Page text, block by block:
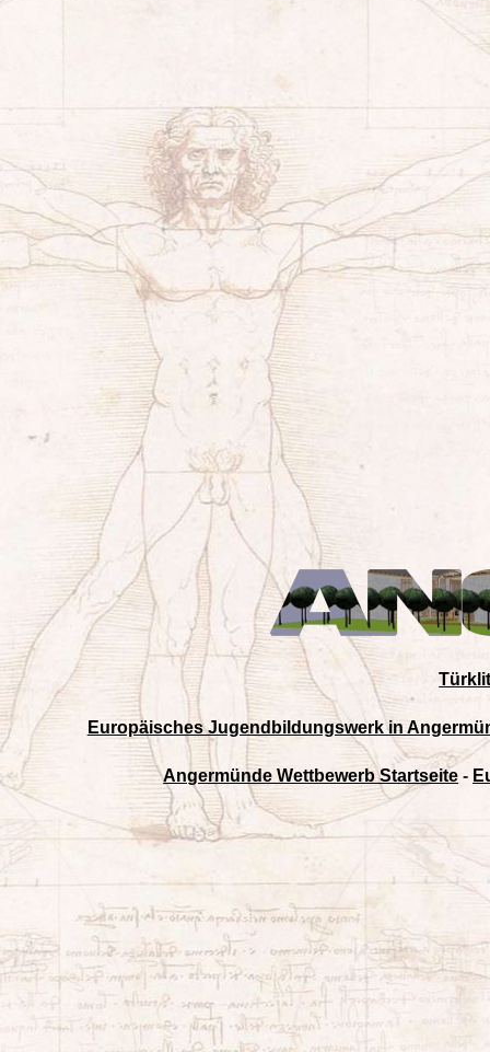
Europäisches Jugendbildungswerk in
Angermünde Wettbewerb Startseite -